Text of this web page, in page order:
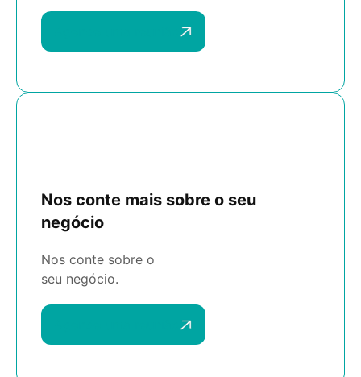
Nos conte mais sobre o seu
negócio
Nos conte sobre o
seu negócio.